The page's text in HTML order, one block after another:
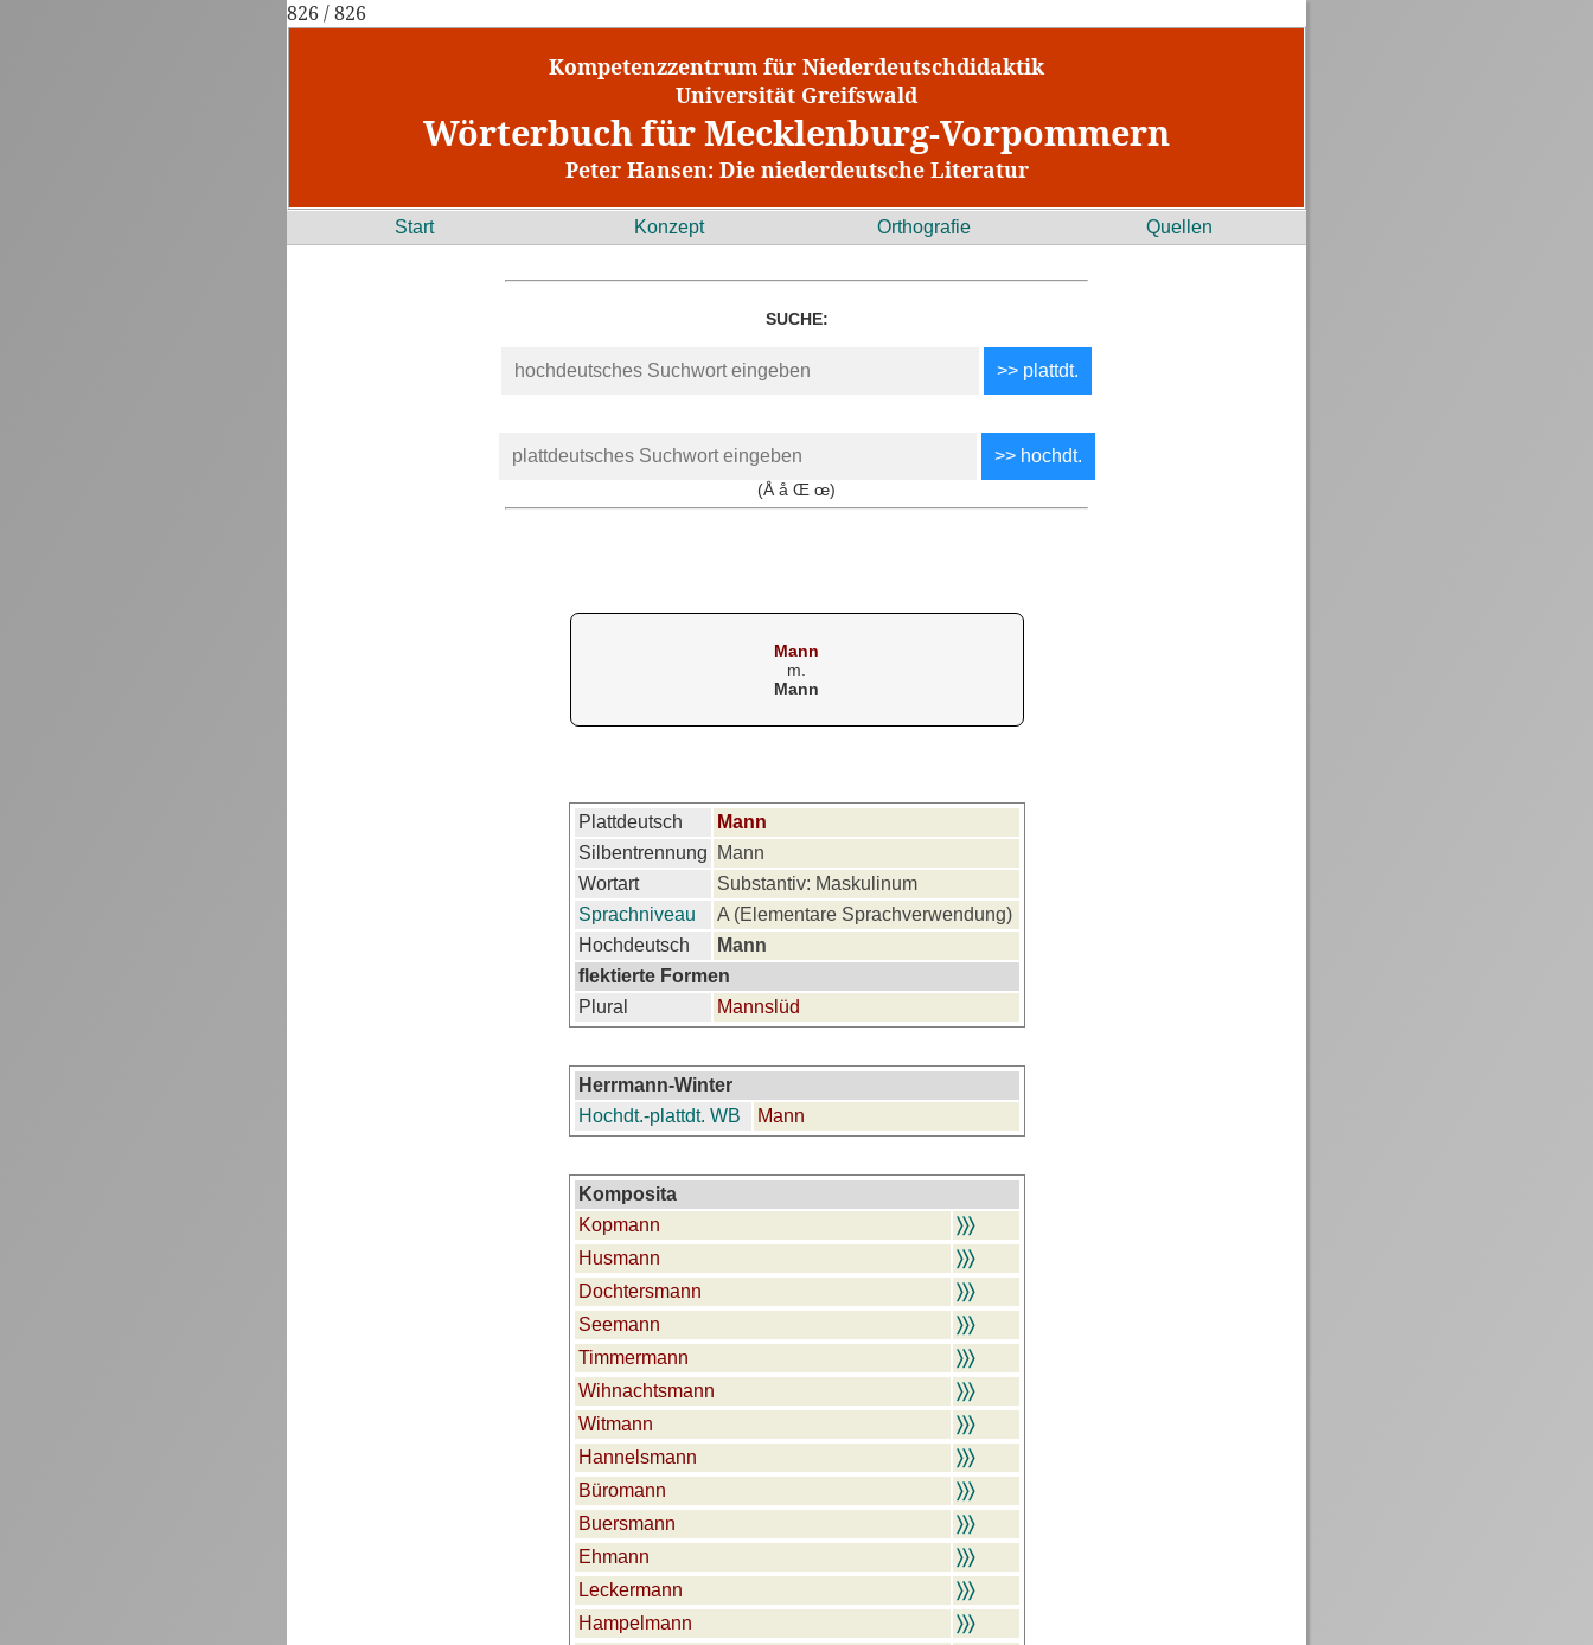
826 / 826
Kompetenzzentrum für Niederdeutschdidaktik
Universität Greifswald
Wörterbuch für Mecklenburg-Vorpommern
Peter Hansen: Die niederdeutsche Literatur
Start Konzept Orthografie Quellen
SUCHE:
(Å å Œ œ)
Mann
m.
Mann
Plattdeutsch
Mann
Silbentrennung
Mann
Wortart
Substantiv: Maskulinum
Sprachniveau
A (Elementare Sprachverwendung)
Hochdeutsch
Mann
flektierte Formen
Plural
Mannslüd
Herrmann-Winter
Hochdt.-plattdt. WB
Mann
Komposita
Kopmann
〉〉〉
Husmann
〉〉〉
Dochtersmann
〉〉〉
Seemann
〉〉〉
Timmermann
〉〉〉
Wihnachtsmann
〉〉〉
Witmann
〉〉〉
Hannelsmann
〉〉〉
Büromann
〉〉〉
Buersmann
〉〉〉
Ehmann
〉〉〉
Leckermann
〉〉〉
Hampelmann
〉〉〉